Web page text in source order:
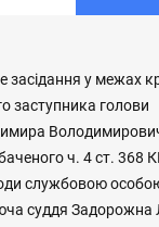
засідання у межах
заступника голови
ч. 4 ст. 368
службовою
суддя Задорожна